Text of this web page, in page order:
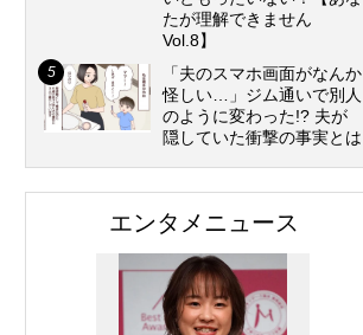
たが理解できません
Vol.8】
「夫のスマホ画面がなんか
怪しい…」ジム通いで別人
のように変わった!? 夫が
隠していた衝撃の事実とは
エンタメニュース